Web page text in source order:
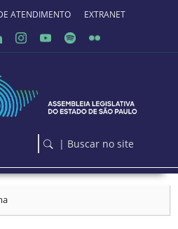
ATENDIMENTO EXTRANET
| Buscar no site